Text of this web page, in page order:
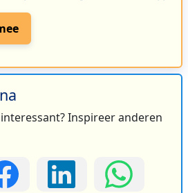
Inspireer anderen